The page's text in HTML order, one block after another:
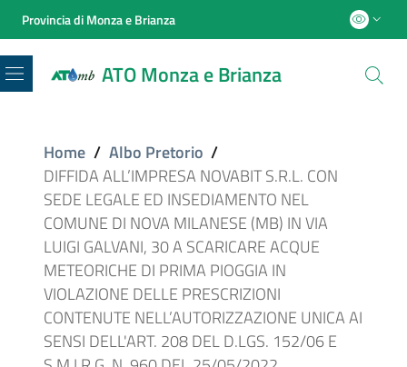
Provincia di Monza e Brianza
ATO Monza e Brianza
Menu
Home / Albo Pretorio /
DIFFIDA ALL’IMPRESA NOVABIT S.R.L. CON
SEDE LEGALE ED INSEDIAMENTO NEL
COMUNE DI NOVA MILANESE (MB) IN VIA
LUIGI GALVANI, 30 A SCARICARE ACQUE
METEORICHE DI PRIMA PIOGGIA IN
VIOLAZIONE DELLE PRESCRIZIONI
CONTENUTE NELL’AUTORIZZAZIONE UNICA AI
SENSI DELL'ART. 208 DEL D.LGS. 152/06 E